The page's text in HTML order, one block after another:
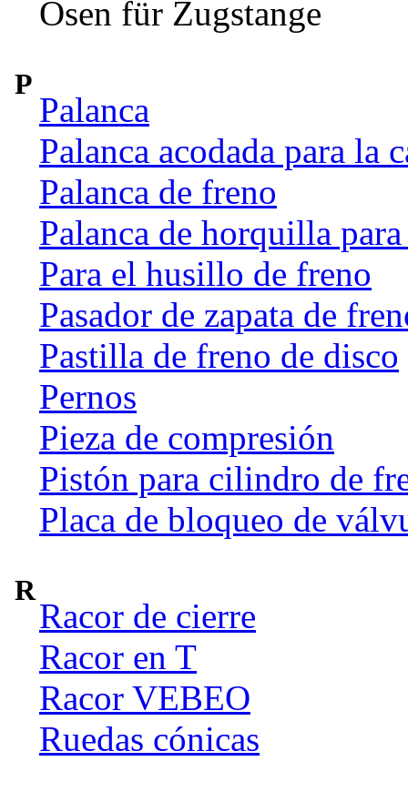
Ösen für Zugstange
P
Palanca
Palanca acodada para la
Palanca de freno
Palanca de horquilla
Para el husillo de freno
Pasador de zapata de
Pastilla de freno de disco
Pernos
Pieza de compresión
Pistón para cilindro de
Placa de bloqueo de
R
Racor de cierre
Racor en T
Racor VEBEO
Ruedas cónicas